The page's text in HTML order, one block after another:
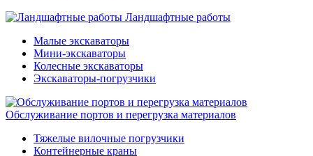
Ландшафтные работы
Малые экскаваторы
Мини-экскаваторы
Колесные экскаваторы
Экскаваторы-погрузчики
Обслуживание портов и перегрузка материалов
Тяжелые вилочные погрузчики
Контейнерные краны